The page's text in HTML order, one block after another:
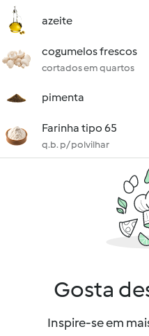
azeite
cogumelos frescos
cortados em quartos
pimenta
Farinha tipo 65
q.b. p/ polvilhar
Gosta
Inspire-se em